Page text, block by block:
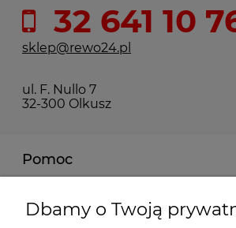
32 641 10
sklep@rewo24.pl
ul. F. Nullo 7
32-300 Olkusz
Pomoc
Moje konto
Dbamy o Twoją